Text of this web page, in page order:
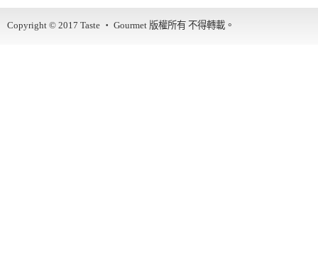
Copyright © 2017 Taste ‧ Gourmet 版權所有 不得轉載。